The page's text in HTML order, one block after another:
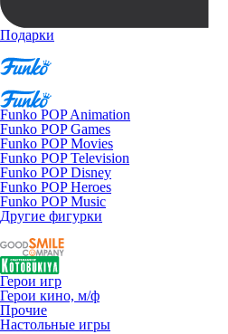
Подарки
Funko POP Animation
Funko POP Games
Funko POP Movies
Funko POP Television
Funko POP Disney
Funko POP Heroes
Funko POP Music
Другие фигурки
Герои игр
Герои кино, м/ф
Прочие
Настольные игры